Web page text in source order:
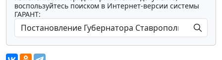
воспользуйтесь поиском в Интернет-версии системы
ГАРАНТ: